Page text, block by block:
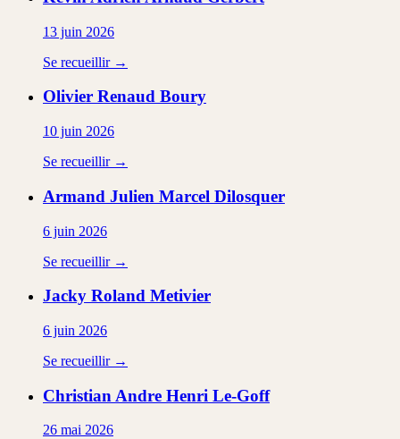
13 juin 2026
Se recueillir →
Olivier Renaud Boury
10 juin 2026
Se recueillir →
Armand Julien Marcel Dilosquer
6 juin 2026
Se recueillir →
Jacky Roland Metivier
6 juin 2026
Se recueillir →
Christian Andre Henri Le-Goff
26 mai 2026